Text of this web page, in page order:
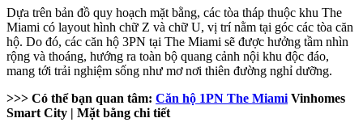
Dựa trên bản đồ quy hoạch mặt bằng, các tòa tháp thuộc khu The
Miami có layout hình chữ Z và chữ U, vị trí nằm tại góc các tòa căn
hộ. Do đó, các căn hộ 3PN tại The Miami sẽ được hưởng tầm nhìn
rộng và thoáng, hướng ra toàn bộ quang cảnh nội khu độc đáo,
mang tới trải nghiệm sống như mơ nơi thiên đường nghỉ dưỡng.
>>> Có thể bạn quan tâm: Căn hộ 1PN The Miami Vinhomes
Smart City | Mặt bằng chi tiết